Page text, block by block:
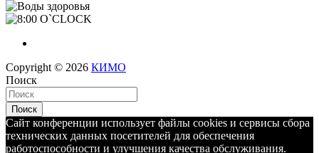
Copyright © 2026 КИМО
Поиск
Поиск
Сайт конференции использует файлы cookies и сервисы сбора
технических данных посетителей для обеспечения
работоспособности и улучшения качества обслуживания.